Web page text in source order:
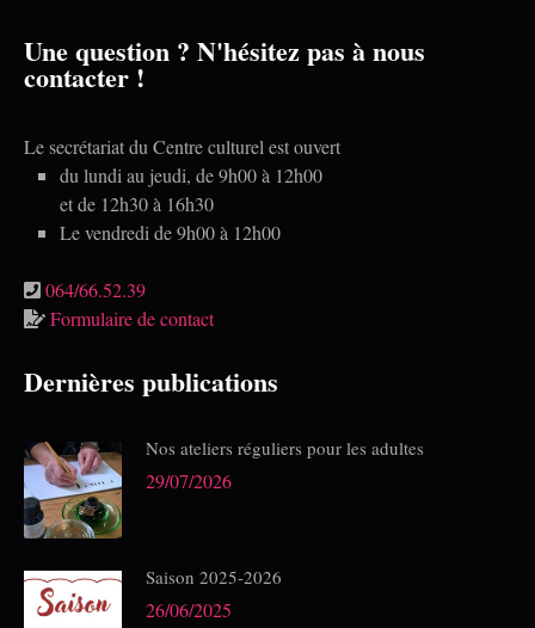
Une question ? N'hésitez pas à nous
contacter !
Le secrétariat du Centre culturel est ouvert
du lundi au jeudi, de 9h00 à 12h00
et de 12h30 à 16h30
Le vendredi de 9h00 à 12h00
064/66.52.39
Formulaire de contact
Dernières publications
Nos ateliers réguliers pour les adultes
29/07/2026
Saison 2025-2026
26/06/2025